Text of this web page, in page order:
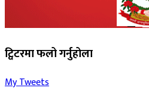
ट्विटरमा फलो गर्नुहोला
My Tweets